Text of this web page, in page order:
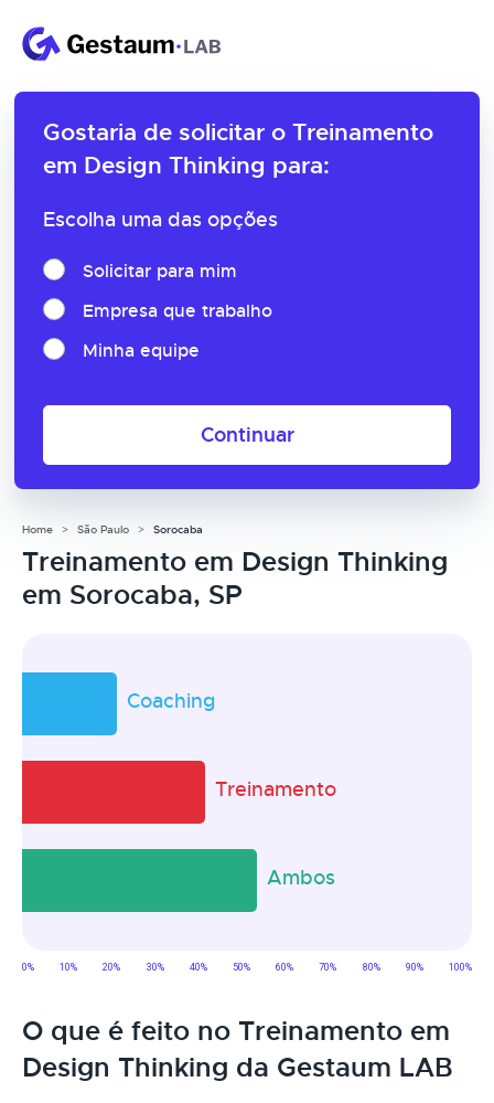
Gostaria de solicitar o Treinamento
em Design Thinking para:
Escolha uma das opções
Solicitar para mim
Empresa que trabalho
Minha equipe
Continuar
Home São Paulo Sorocaba
Treinamento em Design Thinking
em Sorocaba, SP
O que é feito no Treinamento em
Design Thinking da Gestaum LAB